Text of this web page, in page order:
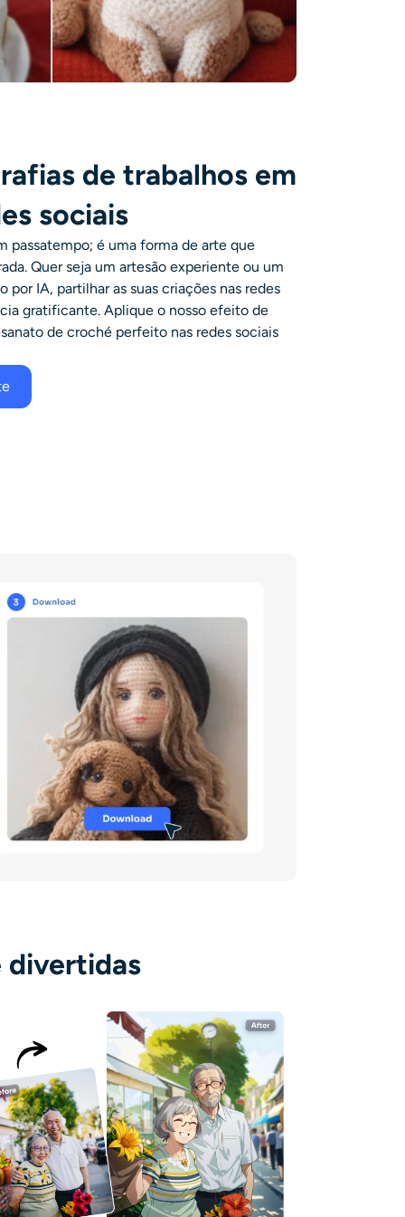
de trabalhos em
sociais
passatempo; é uma forma de arte que
Quer seja um artesão experiente ou um
por IA, partilhar as suas criações nas redes
gratificante. Aplique o nosso efeito de
de croché perfeito nas redes sociais
divertidas